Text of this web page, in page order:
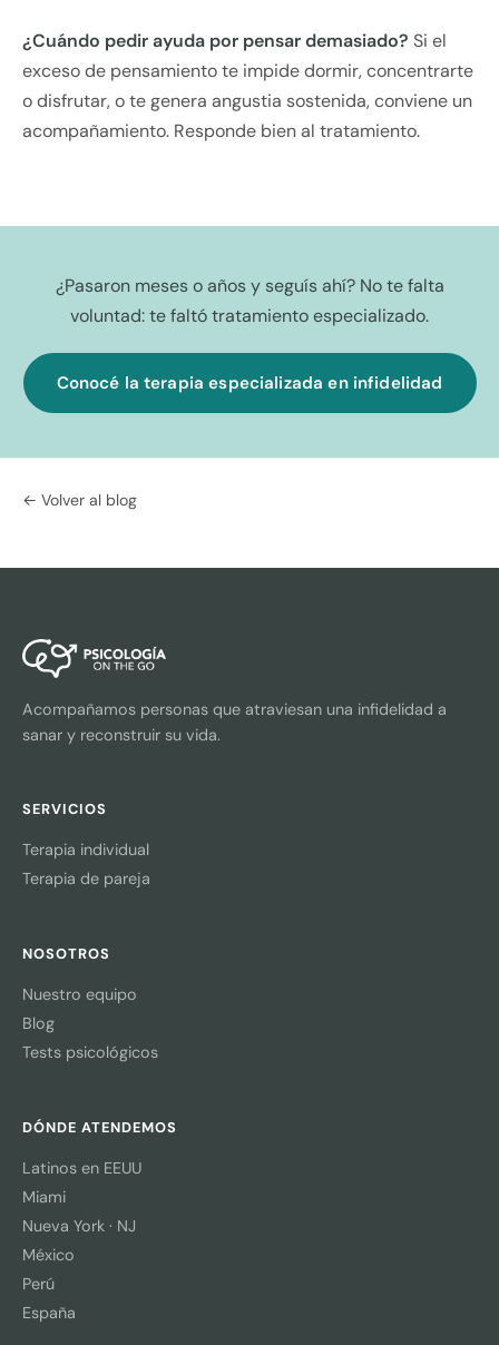
¿Cuándo pedir ayuda por pensar demasiado? Si el
exceso de pensamiento te impide dormir, concentrarte
o disfrutar, o te genera angustia sostenida, conviene un
acompañamiento. Responde bien al tratamiento.
¿Pasaron meses o años y seguís ahí? No te falta
voluntad: te faltó tratamiento especializado.
Conocé la terapia especializada en infidelidad
← Volver al blog
Acompañamos personas que atraviesan una infidelidad a
sanar y reconstruir su vida.
SERVICIOS
Terapia individual
Terapia de pareja
NOSOTROS
Nuestro equipo
Blog
Tests psicológicos
DÓNDE ATENDEMOS
Latinos en EEUU
Miami
Nueva York · NJ
México
Perú
España